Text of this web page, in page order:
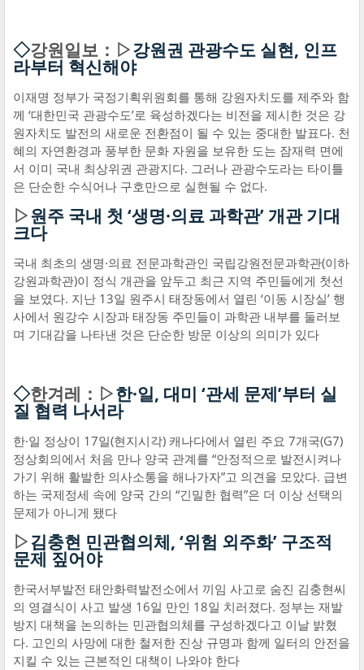
◇강원일보：▷강원권 관광수도 실현, 인프
라부터 혁신해야
이재명 정부가 국정기획위원회를 통해 강원자치도를 제주와 함
께 ‘대한민국 관광수도’로 육성하겠다는 비전을 제시한 것은 강
원자치도 발전의 새로운 전환점이 될 수 있는 중대한 발표다. 천
혜의 자연환경과 풍부한 문화 자원을 보유한 도는 잠재력 면에
서 이미 국내 최상위권 관광지다. 그러나 관광수도라는 타이틀
은 단순한 수식어나 구호만으로 실현될 수 없다.
▷원주 국내 첫 ‘생명·의료 과학관’ 개관 기대
크다
국내 최초의 생명·의료 전문과학관인 국립강원전문과학관(이하
강원과학관)이 정식 개관을 앞두고 최근 지역 주민들에게 첫선
을 보였다. 지난 13일 원주시 태장동에서 열린 ‘이동 시장실’ 행
사에서 원강수 시장과 태장동 주민들이 과학관 내부를 둘러보
며 기대감을 나타낸 것은 단순한 방문 이상의 의미가 있다
◇한겨레：▷한·일, 대미 ‘관세 문제’부터 실
질 협력 나서라
한·일 정상이 17일(현지시각) 캐나다에서 열린 주요 7개국(G7)
정상회의에서 처음 만나 양국 관계를 “안정적으로 발전시켜나
가기 위해 활발한 의사소통을 해나가자”고 의견을 모았다. 급변
하는 국제정세 속에 양국 간의 “긴밀한 협력”은 더 이상 선택의
문제가 아니게 됐다
▷김충현 민관협의체, ‘위험 외주화’ 구조적
문제 짚어야
한국서부발전 태안화력발전소에서 끼임 사고로 숨진 김충현씨
의 영결식이 사고 발생 16일 만인 18일 치러졌다. 정부는 재발
방지 대책을 논의하는 민관협의체를 구성하겠다고 이날 밝혔
다. 고인의 사망에 대한 철저한 진상 규명과 함께 일터의 안전을
지킬 수 있는 근본적인 대책이 나와야 한다